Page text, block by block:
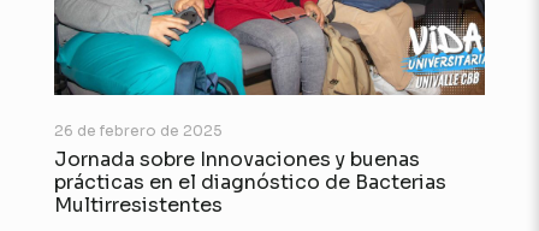
26 de febrero de 2025
Jornada sobre Innovaciones y buenas
prácticas en el diagnóstico de Bacterias
Multirresistentes